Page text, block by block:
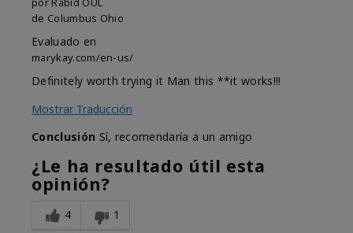
de Columbus Ohio
Evaluado en
marykay.com/en-us/
Definitely worth trying it Man this **it works!!!
Mostrar Traducción
Conclusión Sí, recomendaría a un amigo
¿Le ha resultado útil esta
opinión?
4 1